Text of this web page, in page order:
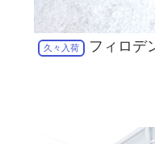
久々入荷 フィロデ